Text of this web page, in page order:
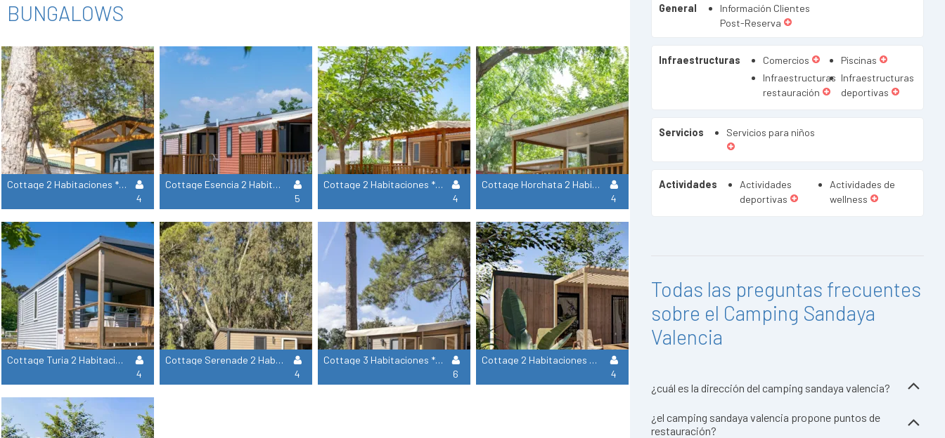
BUNGALOWS
Cottage 2 Habitaciones ***
4
Cottage Esencia 2 Habitaciones ***
5
Cottage 2 Habitaciones **** Adaptado Para Personas Con Movilidad Reducida
4
Cottage Horchata 2 Habitaciones ****
4
Cottage Turia 2 Habitaciones ****
4
Cottage Serenade 2 Habitaciones ****
4
Cottage 3 Habitaciones ****
6
Cottage 2 Habitaciones 2 Cuartos De Baño Premium
4
General
Información Clientes
Post-Reserva
Infraestructuras Comercios
Piscinas
Infraestructuras
restauración
Infraestructuras
deportivas
Servicios Servicios para niños
Actividades
Actividades
deportivas
Actividades de
wellness
Todas las preguntas frecuentes
sobre el Camping Sandaya
Valencia
¿cuál es la dirección del camping sandaya valencia?
¿el camping sandaya valencia propone puntos de
restauración?